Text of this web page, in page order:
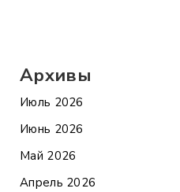
Архивы
Июль 2026
Июнь 2026
Май 2026
Апрель 2026